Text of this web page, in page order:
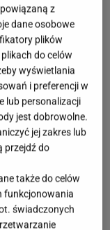
z
dane osobowe
plików
do celów
wyświetlania
i preferencji w
lub personalizacji
jest dobrowolne.
jej zakres lub
przejdź do
także do celów
funkcjonowania
świadczonych